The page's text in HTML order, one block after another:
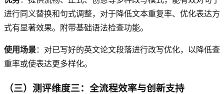
进行同义替换和句式调整，对于降低文本重复率、优化表达方
式有显著效果。附带基础语法检查功能。
使用场景：对已写好的英文论文段落进行改写优化，以降低查
重率或使表达更多样化。
（三）测评维度三：全流程效率与创新支持